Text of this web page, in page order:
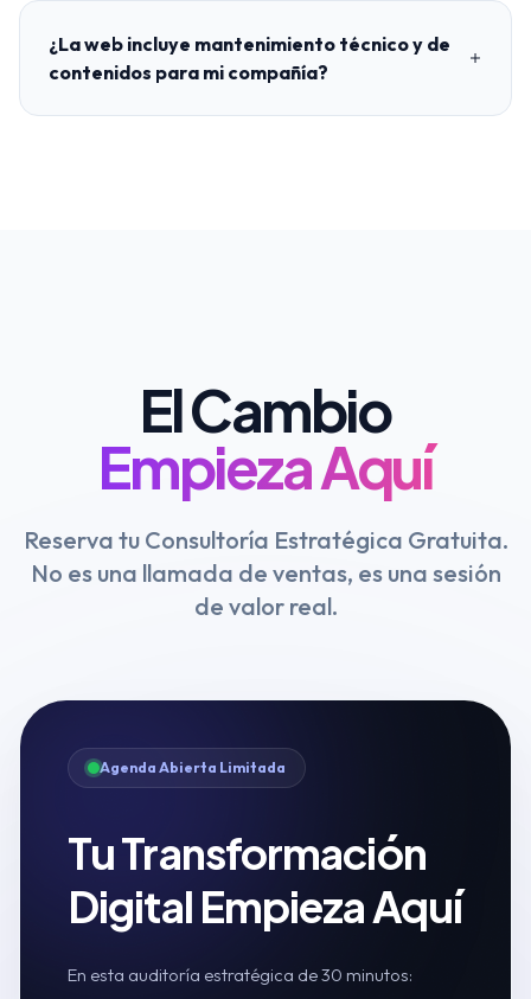
¿La web incluye mantenimiento técnico y de
contenidos para mi compañía?
El Cambio
Empieza Aquí
Reserva tu Consultoría Estratégica Gratuita.
No es una llamada de ventas, es una sesión
de valor real.
Agenda Abierta Limitada
Tu Transformación
Digital Empieza Aquí
En esta auditoría estratégica de 30 minutos: